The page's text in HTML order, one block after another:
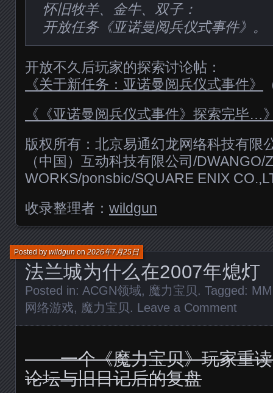
怀旧牧羊、金牛、双子：
开放任务《亚诺曼阅兵仪式事件》。
开放不久后玩家的探索讨论帖：
《关于新任务：亚诺曼阅兵仪式事件》
《《亚诺曼阅兵仪式事件》探索完毕…
版权所有：北京易通幻龙网络科技有限
（中国）互动科技有限公司/DWANGO/
WORKS/ponsbic/SQUARE ENIX
收录整理者： wildgun
法兰城为什么在2007年熄灯
Posted bywildgunon2026年7月25日
Posted in: ACGN领域, 魔力宝贝 . Tagged:
网络游戏, 魔力宝贝 . Leave a Comment
——一个《魔力宝贝》玩家重
论坛与旧日记后的复盘